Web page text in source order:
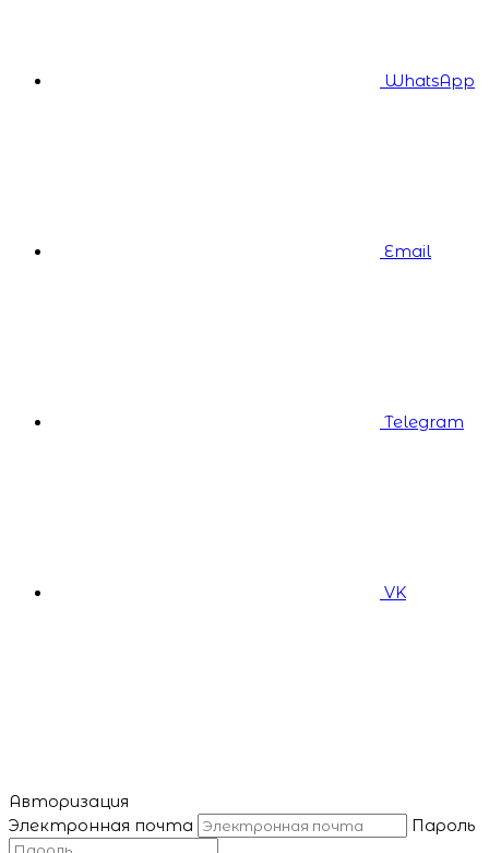
WhatsApp
Email
Telegram
VK
Авторизация
Электронная почта
Пароль